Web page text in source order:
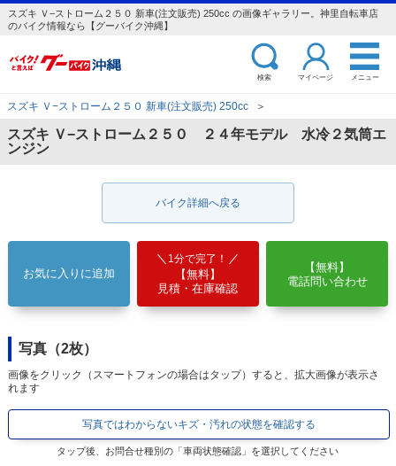
スズキ Ｖ−ストローム２５０ 新車(注文販売) 250cc の画像ギャラリー。神里自転車店
のバイク情報なら【グーバイク沖縄】
検索 マイページ メニュー
スズキ Ｖ−ストローム２５０ 新車(注文販売) 250cc ＞
スズキ Ｖ−ストローム２５０ ２４年モデル 水冷２気筒エ
ンジン
バイク詳細へ戻る
お気に入りに追加
1分で完了！
【無料】
見積・在庫確認
【無料】
電話問い合わせ
写真（2枚）
画像をクリック（スマートフォンの場合はタップ）すると、拡大画像が表示さ
れます
写真ではわからないキズ・汚れの状態を確認する
タップ後、お問合せ種別の「車両状態確認」を選択してください